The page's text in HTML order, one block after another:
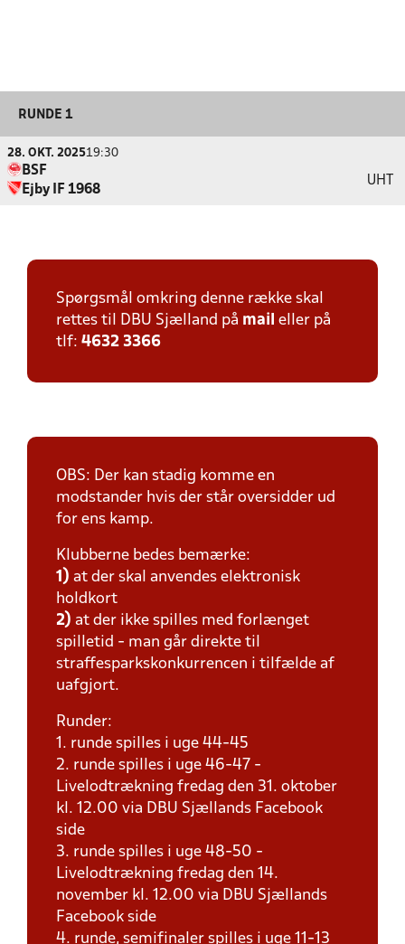
RUNDE 1
28. OKT. 202519:30
BSF
Ejby IF 1968
UHT
Spørgsmål omkring denne række skal
rettes til DBU Sjælland på mail eller på
tlf: 4632 3366
OBS: Der kan stadig komme en
modstander hvis der står oversidder ud
for ens kamp.
Klubberne bedes bemærke:
1) at der skal anvendes elektronisk
holdkort
2) at der ikke spilles med forlænget
spilletid - man går direkte til
straffesparkskonkurrencen i tilfælde af
uafgjort.
Runder:
1. runde spilles i uge 44-45
2. runde spilles i uge 46-47 -
Livelodtrækning fredag den 31. oktober
kl. 12.00 via DBU Sjællands Facebook
side
3. runde spilles i uge 48-50 -
Livelodtrækning fredag den 14.
november kl. 12.00 via DBU Sjællands
Facebook side
4. runde, semifinaler spilles i uge 11-13